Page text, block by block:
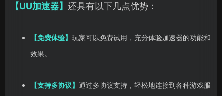
【UU加速器】 还具有以下几点优势：
【免费体验】 玩家可以免费试用，充分体验加速器的功能和
效果。
【支持多协议】 通过多协议支持，轻松地连接到各种游戏服